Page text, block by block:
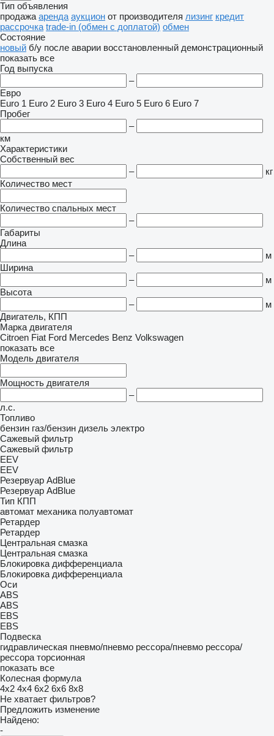
Тип объявления
продажа аренда аукцион от производителя лизинг кредит
рассрочка trade-in (обмен с доплатой) обмен
Состояние
новый б/у после аварии восстановленный демонстрационный
показать все
Год выпуска
–
Евро
Euro 1 Euro 2 Euro 3 Euro 4 Euro 5 Euro 6 Euro 7
Пробег
–
км
Характеристики
Собственный вес
–
кг
Количество мест
Количество спальных мест
–
Габариты
Длина
–
м
Ширина
–
м
Высота
–
м
Двигатель, КПП
Марка двигателя
Citroen Fiat Ford Mercedes Benz Volkswagen
показать все
Модель двигателя
Мощность двигателя
–
л.с.
Топливо
бензин газ/бензин дизель электро
Сажевый фильтр
Сажевый фильтр
EEV
EEV
Резервуар AdBlue
Резервуар AdBlue
Тип КПП
автомат механика полуавтомат
Ретардер
Ретардер
Центральная смазка
Центральная смазка
Блокировка дифференциала
Блокировка дифференциала
Оси
ABS
ABS
EBS
EBS
Подвеска
гидравлическая пневмо/пневмо рессора/пневмо рессора/
рессора торсионная
показать все
Колесная формула
4x2 4x4 6x2 6x6 8x8
Не хватает фильтров?
Предложить изменение
Найдено:
-